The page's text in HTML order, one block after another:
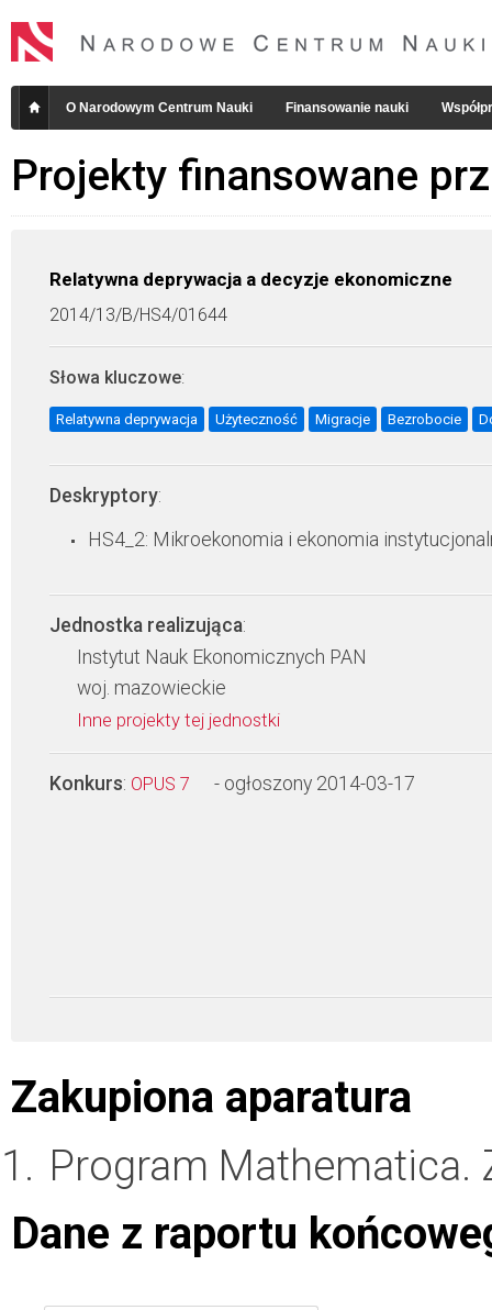
O Narodowym Centrum Nauki Finansowanie nauki
Projekty finansowane
Relatywna deprywacja a decyzje ekonomiczne
2014/13/B/HS4/01644
Słowa kluczowe:
Relatywna deprywacja Użyteczność Migracje Bezrobocie
Deskryptory:
HS4_2: Mikroekonomia i ekonomia
Jednostka realizująca:
Instytut Nauk Ekonomicznych PAN
woj. mazowieckie
Inne projekty tej jednostki
Konkurs: OPUS 7 - ogłoszony 2014-03-17
Zakupiona aparatura
Program Mathematica.
Dane z raportu